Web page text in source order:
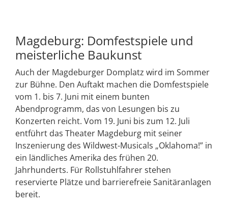
Magdeburg: Domfestspiele und
meisterliche Baukunst
Auch der Magdeburger Domplatz wird im Sommer
zur Bühne. Den Auftakt machen die Domfestspiele
vom 1. bis 7. Juni mit einem bunten
Abendprogramm, das von Lesungen bis zu
Konzerten reicht. Vom 19. Juni bis zum 12. Juli
entführt das Theater Magdeburg mit seiner
Inszenierung des Wildwest-Musicals „Oklahoma!” in
ein ländliches Amerika des frühen 20.
Jahrhunderts. Für Rollstuhlfahrer stehen
reservierte Plätze und barrierefreie Sanitäranlagen
bereit.